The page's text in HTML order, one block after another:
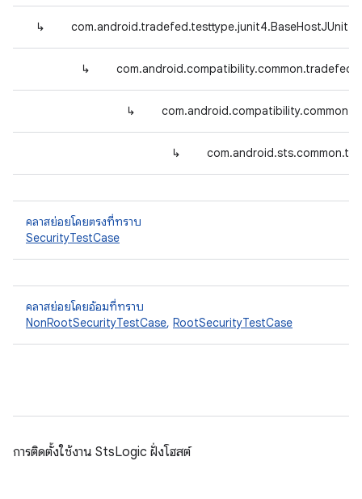
↳
↳
↳
↳
คลาสย่อยโดยตรงที่ทราบ
SecurityTestCase
คลาสย่อยโดยอ้อมที่ทราบ
NonRootSecurityTestCase, RootSecurityTestCase
การติดตั้งใช้งาน StsLogic ฝั่งโฮสต์